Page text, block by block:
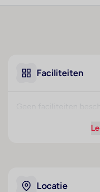
Faciliteiten
Locatie